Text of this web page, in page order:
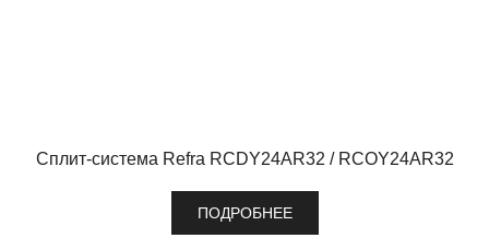
Сплит-система Refra RCDY24AR32 / RCOY24AR32
ПОДРОБНЕЕ